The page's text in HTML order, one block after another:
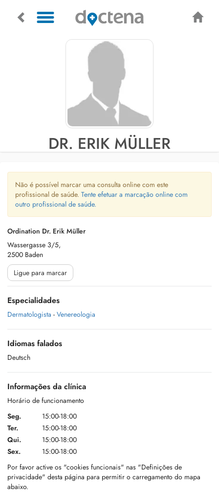
DR. ERIK MÜLLER
Não é possível marcar uma consulta online com este
profissional de saúde. Tente efetuar a marcação online com
outro profissional de saúde.
Ordination Dr. Erik Müller
Wassergasse 3/5,
2500 Baden
Ligue para marcar
Especialidades
Dermatologista - Venereologia
Idiomas falados
Deutsch
Informações da clínica
Horário de funcionamento
Seg.
15:00-18:00
Ter.
15:00-18:00
Qui.
15:00-18:00
Sex.
15:00-18:00
Por favor active os "cookies funcionais" nas "Definições de
privacidade" desta página para permitir o carregamento do mapa
abaixo.